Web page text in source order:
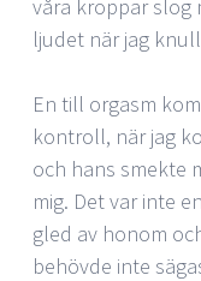
våra kroppar slog
ljudet när jag
En till orgasm
kontroll, när jag
och hans smekte
mig. Det var inte
gled av honom
behövde inte